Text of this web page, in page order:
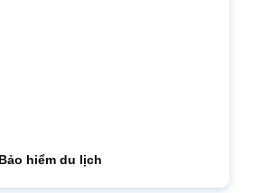
Bảo hiểm du lịch